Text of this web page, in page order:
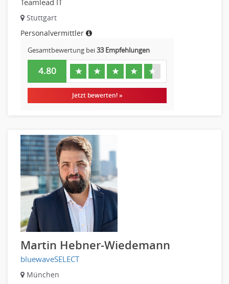
Pre-Sales
Telesales
Verkauf (Handel)
Stuttgart
Personalvermittler
Gesamtbewertung bei33 Empfehlungen
4.80 ★ ★ ★ ★ ★
Jetzt bewerten! »
Martin Hebner-Wiedemann
bluewaveSELECT
München